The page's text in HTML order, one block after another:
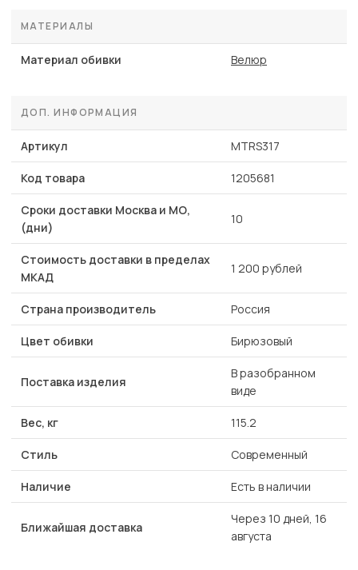
МАТЕРИАЛЫ
Материал обивки Велюр
ДОП. ИНФОРМАЦИЯ
Артикул MTRS317
Код товара 1205681
Сроки доставки Москва и МО,
(дни)
10
Стоимость доставки в пределах
МКАД
1 200 рублей
Страна производитель Россия
Цвет обивки Бирюзовый
Поставка изделия
В разобранном
виде
Вес, кг 115.2
Стиль Современный
Наличие Есть в наличии
Ближайшая доставка
Через 10 дней, 16
августа